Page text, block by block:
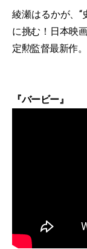
綾瀬はるかが、“
に挑む！日本映
定勲監督最新作。
『バービー』